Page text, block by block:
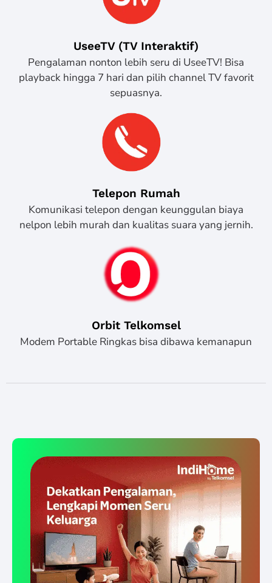
UseeTV (TV Interaktif)
Pengalaman nonton lebih seru di UseeTV! Bisa
playback hingga 7 hari dan pilih channel TV favorit
sepuasnya.
Telepon Rumah
Komunikasi telepon dengan keunggulan biaya
nelpon lebih murah dan kualitas suara yang jernih.
Orbit Telkomsel
Modem Portable Ringkas bisa dibawa kemanapun